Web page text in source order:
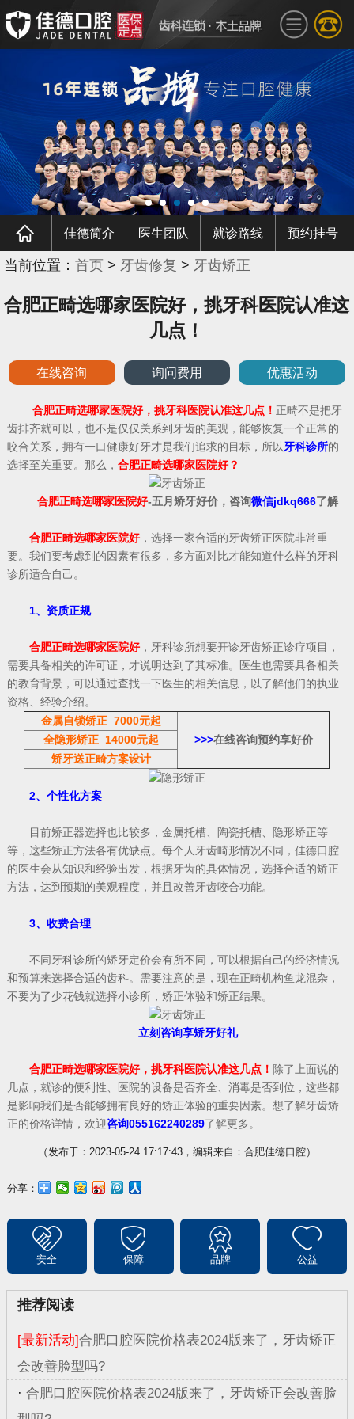
佳德简介 医生团队 就诊路线 预约挂号
当前位置： 首页 > 牙齿修复 > 牙齿矫正
合肥正畸选哪家医院好，挑牙科医院认准这
几点！
在线咨询 询问费用 优惠活动
合肥正畸选哪家医院好，挑牙科医院认准这几点！ 正畸不是把牙
齿排齐就可以，也不是仅仅关系到牙齿的美观，能够恢复一个正常的
咬合关系，拥有一口健康好牙才是我们追求的目标，所以牙科诊所的
选择至关重要。那么， 合肥正畸选哪家医院好？
合肥正畸选哪家医院好-五月矫牙好价，咨询微信jdkq666了解
合肥正畸选哪家医院好，选择一家合适的牙齿矫正医院非常重
要。我们要考虑到的因素有很多，多方面对比才能知道什么样的牙科
诊所适合自己。
1、资质正规
合肥正畸选哪家医院好，牙科诊所想要开诊牙齿矫正诊疗项目，
需要具备相关的许可证，才说明达到了其标准。医生也需要具备相关
的教育背景，可以通过查找一下医生的相关信息，以了解他们的执业
资格、经验介绍。
金属自锁矫正 7000元起
>>>在线咨询预约享好价
全隐形矫正 14000元起
矫牙送正畸方案设计
2、个性化方案
目前矫正器选择也比较多，金属托槽、陶瓷托槽、隐形矫正等
等，这些矫正方法各有优缺点。每个人牙齿畸形情况不同，佳德口腔
的医生会从知识和经验出发，根据牙齿的具体情况，选择合适的矫正
方法，达到预期的美观程度，并且改善牙齿咬合功能。
3、收费合理
不同牙科诊所的矫牙定价会有所不同，可以根据自己的经济情况
和预算来选择合适的齿科。需要注意的是，现在正畸机构鱼龙混杂，
不要为了少花钱就选择小诊所，矫正体验和矫正结果。
立刻咨询享矫牙好礼
合肥正畸选哪家医院好，挑牙科医院认准这几点！ 除了上面说的
几点，就诊的便利性、医院的设备是否齐全、消毒是否到位，这些都
是影响我们是否能够拥有良好的矫正体验的重要因素。想了解牙齿矫
正的价格详情，欢迎咨询055162240289了解更多。
（发布于：2023-05-24 17:17:43，编辑来自：合肥佳德口腔）
分享：
安全 保障 品牌 公益
推荐阅读
[最新活动]合肥口腔医院价格表2024版来了，牙齿矫正
会改善脸型吗?
· 合肥口腔医院价格表2024版来了，牙齿矫正会改善脸